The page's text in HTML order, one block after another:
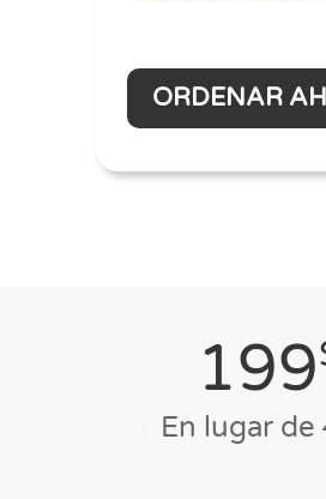
ORDENAR
199
En lugar de